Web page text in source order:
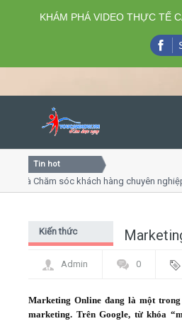
Close
Lịch khai giảng
Tin hot
Chăm sóc khách hàng chuyên nghiệp
Kiến thức
Marketing - PR
Admin 0
Marketing Online đang là một
marketing. Trên Google, từ khóa
KHÁM PHÁ VIDEO THỰC TẾ